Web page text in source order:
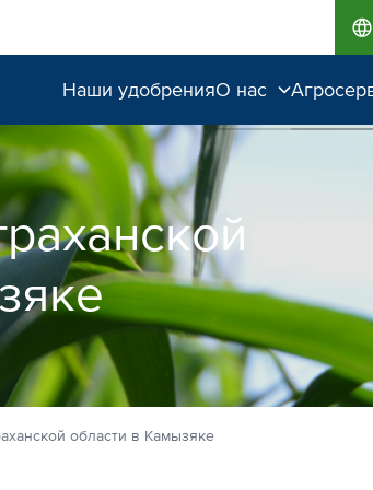
Наши удобренияО нас
Поддержка и
Качество от
рынка
Экологичность
области в Камызяке